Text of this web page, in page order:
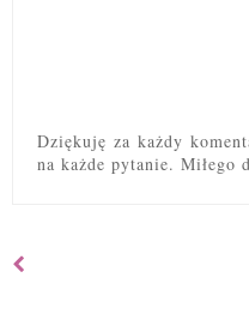
Dziękuję za każdy
na każde pytanie. Miłego